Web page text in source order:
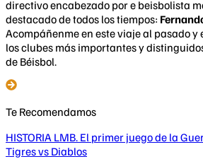
directivo encabezado por e beisbolista
destacado de todos los tiempos:
Acompáñenme en este viaje al pasado y
los clubes más importantes y
de Béisbol.
Te Recomendamos
HISTORIA LMB. El primer juego de la
Tigres vs Diablos